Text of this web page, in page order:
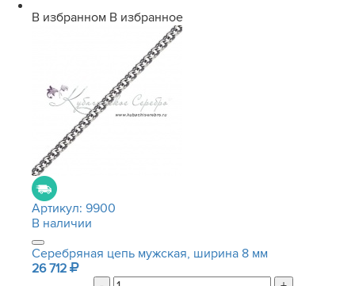
В избранном В избранное
Артикул: 9900
В наличии
Серебряная цепь мужская, ширина 8 мм
26 712